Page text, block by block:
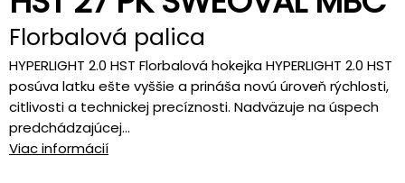
Florbalová palica
HYPERLIGHT 2.0 HST Florbalová hokejka HYPERLIGHT 2.0 HST
posúva latku ešte vyššie a prináša novú úroveň rýchlosti,
citlivosti a technickej precíznosti. Nadväzuje na úspech
predchádzajúcej...
Viac informácií